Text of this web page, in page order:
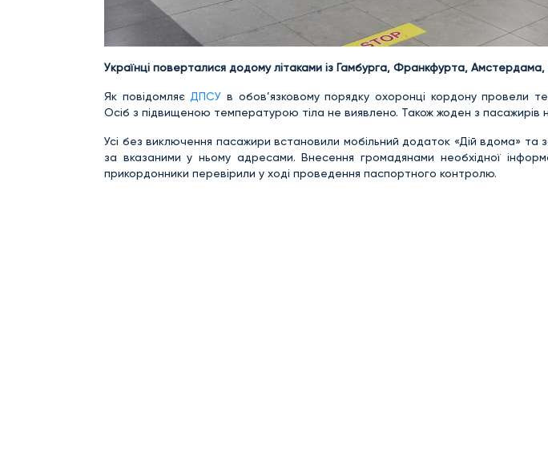
Українці поверталися додому літаками із Гамбурга, Франкфурта,
Як повідомляє ДПСУ в обов’язковому порядку охоронці кордону провели
Осіб з підвищеною температурою тіла не виявлено. Також жоден з пасажирів
Усі без виключення пасажири встановили мобільний додаток «Дій вдома» та
за вказаними у ньому адресами. Внесення громадянами необхідної
прикордонники перевірили у ході проведення паспортного контролю.